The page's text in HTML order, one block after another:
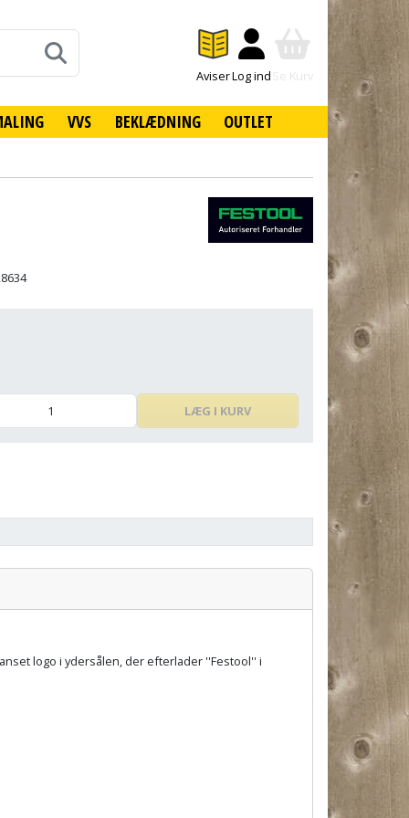
VVS BEKLÆDNING OUTLET
AviserLog indSe Kurv
LÆG I KURV
logo i ydersålen, der efterlader ''Festool'' i